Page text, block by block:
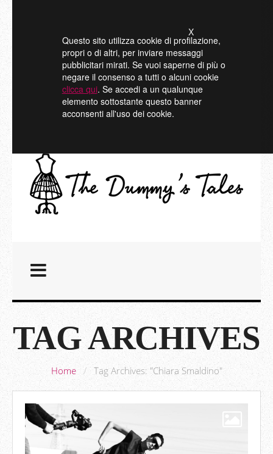
Questo sito utilizza cookie di profilazione,
propri o di altri, per inviare messaggi
pubblicitari mirati. Se vuoi saperne di più o
negare il consenso a tutti o alcuni cookie
clicca qui. Se accedi a un qualunque
elemento sottostante questo banner
acconsenti all'uso dei cookie.
X
TAG ARCHIVES
Home / Tag Archives: "Chiara Smaldino"